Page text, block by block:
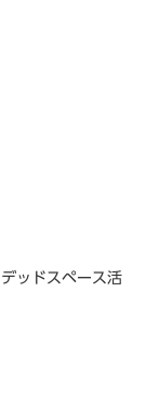
ッドスペース活